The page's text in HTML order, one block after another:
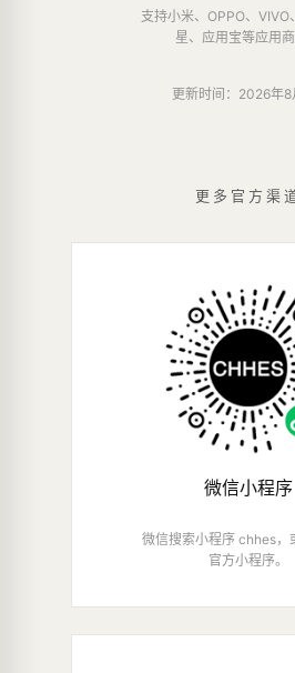
支持小米、OPPO、VIVO
星、应用宝等应用商
更新时间：2026年8
更多官方渠
微信小程序
微信搜索小程序 chhes，
官方小程序。